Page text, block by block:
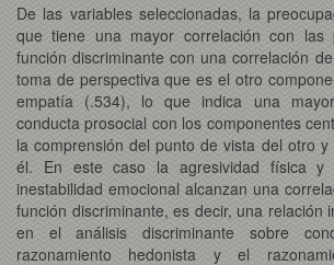
De las variables seleccionadas, la
que tiene una mayor correlación con las
función discriminante con una correlación
toma de perspectiva que es el otro
empatía (.534), lo que indica una
conducta prosocial con los componentes
la comprensión del punto de vista del otro
él. En este caso la agresividad física
inestabilidad emocional alcanzan una
función discriminante, es decir, una relación
en el análisis discriminante sobre
razonamiento hedonista y el